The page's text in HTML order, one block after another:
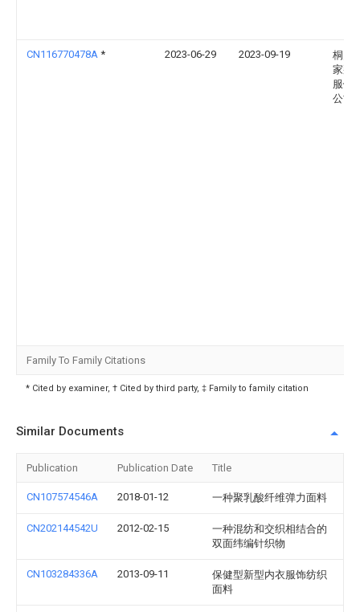
CN116770478A * 2023-06-29 2023-09-19
桐乡
家那
服饰
公司
Family To Family Citations
* Cited by examiner, † Cited by third party, ‡ Family to family citation
Similar Documents
Publication Publication Date Title
CN107574546A 2018-01-12 一种聚乳酸纤维弹力面料
CN202144542U 2012-02-15
一种混纺和交织相结合的
双面纬编针织物
CN103284336A 2013-09-11
保健型新型内衣服饰纺织
面料